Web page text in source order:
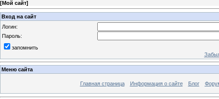
[Мой сайт]
Вход на сайт
Логин:
Пароль:
запомнить
Меню сайта
Главная страница Информация о сайте Блог